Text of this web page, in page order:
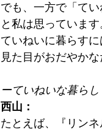
でも、一方で「て
と私は思っています
ていねいに暮らす
見た目がおだやか
ーていねいな暮ら
西山：
たとえば、『リン